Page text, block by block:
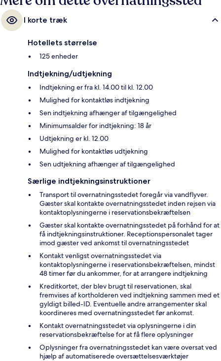
I korte træk
Hotellets størrelse
125 enheder
Indtjekning/udtjekning
Indtjekning er fra kl. 14.00 til kl. 12.00
Mulighed for kontaktløs indtjekning
Sen indtjekning afhænger af tilgængelighed
Minimumsalder for indtjekning: 18 år
Udtjekning er kl. 12.00
Mulighed for kontaktløs udtjekning
Sen udtjekning afhænger af tilgængelighed
Særlige indtjekningsinstruktioner
Transport til overnatningsstedet foregår via vandflyver.
Gæster skal kontakte overnatningsstedet inden rejsen via
kontaktoplysningerne i reservationsbekræftelsen
Gæster skal kontakte overnatningsstedet på forhånd for at
få indtjekningsinstruktioner. Receptionspersonalet tager
imod gæster ved ankomst til overnatningsstedet
Kontakt venligst overnatningsstedet via
kontaktoplysningerne i reservationsbekræftelsen, mindst
48 timer før du ankommer, for at arrangere indtjekning
Kreditkortet, der blev brugt til reservationen, skal
fremvises af kortholderen ved indtjekning sammen med et
gyldigt billed-ID. Eventuelle andre arrangementer skal
koordineres med overnatningsstedet før ankomst.
Kontakt overnatningsstedet via oplysningerne i din
reservationsbekræftelse for at få flere oplysninger
Oplysninger fra overnatningsstedet kan være oversat ved
hjælp af automatiserede oversættelsesværktøjer